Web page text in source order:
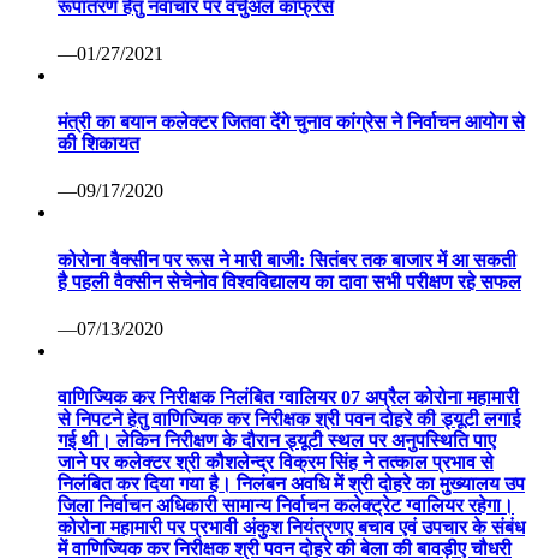
मंत्री का बयान कलेक्टर जितवा देंगे चुनाव कांग्रेस ने निर्वाचन आयोग से
—09/17/2020
कोरोना वैक्सीन पर रूस ने मारी बाजी: सितंबर तक बाजार में आ सकती
—07/13/2020
वाणिज्यिक कर निरीक्षक निलंबित ग्वालियर 07 अप्रैल कोरोना महामारी
जाने पर कलेक्टर श्री कौशलेन्द्र विक्रम सिंह ने तत्काल प्रभाव से
निलंबित कर दिया गया है। निलंबन अवधि में श्री दोहरे का मुख्यालय उप
जिला निर्वाचन अधिकारी सामान्य निर्वाचन कलेक्ट्रेट ग्वालियर रहेगा।
कोरोना महामारी पर प्रभावी अंकुश नियंत्रणए बचाव एवं उपचार के संबंध
में वाणिज्यिक कर निरीक्षक श्री पवन दोहरे की बेला की बावड़ीए चौधरी
का ढ़ाबा ग्वालियर पर प्रातरू 7 बजे से दोपहर 3 बजे तक ड्यूटी थी।
लेकिन मंगलवार को एडीजी ग्वालियर रेंज एवं जिला प्रशासन की टीम
द्वारा संयुक्त निरीक्षण के दौरान ड्यूटी स्थल पर अनुपस्थित पाए जाने पर